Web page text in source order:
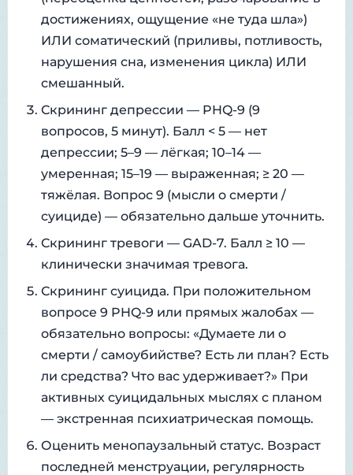
достижениях, ощущение «не туда шла»)
ИЛИ соматический (приливы, потливость,
нарушения сна, изменения цикла) ИЛИ
смешанный.
Скрининг депрессии — PHQ-9 (9
вопросов, 5 минут). Балл < 5 — нет
депрессии; 5–9 — лёгкая; 10–14 —
умеренная; 15–19 — выраженная; ≥ 20 —
тяжёлая. Вопрос 9 (мысли о смерти /
суициде) — обязательно дальше уточнить.
Скрининг тревоги — GAD-7. Балл ≥ 10 —
клинически значимая тревога.
Скрининг суицида. При положительном
вопросе 9 PHQ-9 или прямых жалобах —
обязательно вопросы: «Думаете ли о
смерти / самоубийстве? Есть ли план? Есть
ли средства? Что вас удерживает?» При
активных суицидальных мыслях с планом
— экстренная психиатрическая помощь.
Оценить менопаузальный статус. Возраст
последней менструации, регулярность